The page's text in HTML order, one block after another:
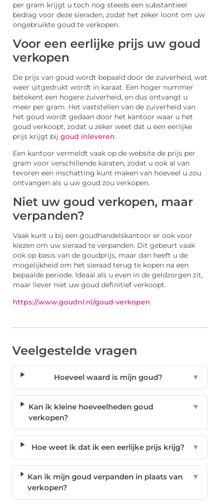
per gram krijgt u toch nog steeds een substantieel
bedrag voor deze sieraden, zodat het zeker loont om uw
ongebruikte goud te verkopen.
Voor een eerlijke prijs uw goud
verkopen
De prijs van goud wordt bepaald door de zuiverheid, wat
weer uitgedrukt wordt in karaat. Een hoger nummer
betekent een hogere zuiverheid, en dus ontvangt u
meer per gram. Het vaststellen van de zuiverheid van
het goud wordt gedaan door het kantoor waar u het
goud verkoopt, zodat u zeker weet dat u een eerlijke
prijs krijgt bij goud inleveren.
Een kantoor vermeldt vaak op de website de prijs per
gram voor verschillende karaten, zodat u ook al van
tevoren een inschatting kunt maken van hoeveel u zou
ontvangen als u uw goud zou verkopen.
Niet uw goud verkopen, maar
verpanden?
Vaak kunt u bij een goudhandelskantoor er ook voor
kiezen om uw sieraad te verpanden. Dit gebeurt vaak
ook op basis van de goudprijs, maar dan heeft u de
mogelijkheid om het sieraad terug te kopen na een
bepaalde periode. Ideaal als u even in de geldzorgen zit,
maar liever niet uw goud definitief verkoopt.
https://www.goudnl.nl/goud-verkopen
Veelgestelde vragen
Hoeveel waard is mijn goud? ▼
Kan ik kleine hoeveelheden goud
verkopen?
▼
Hoe weet ik dat ik een eerlijke prijs krijg? ▼
Kan ik mijn goud verpanden in plaats van
verkopen?
▼